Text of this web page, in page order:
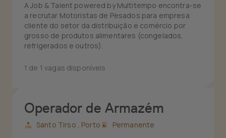
A Job & Talent powered by Multitempo encontra-se
a recrutar Motoristas de Pesados para empresa
cliente do setor da distribuição e comércio por
grosso de produtos alimentares (congelados,
refrigerados e outros).
1 de 1 vagas disponíveis
Operador de Armazém
Santo Tirso , Porto Permanente